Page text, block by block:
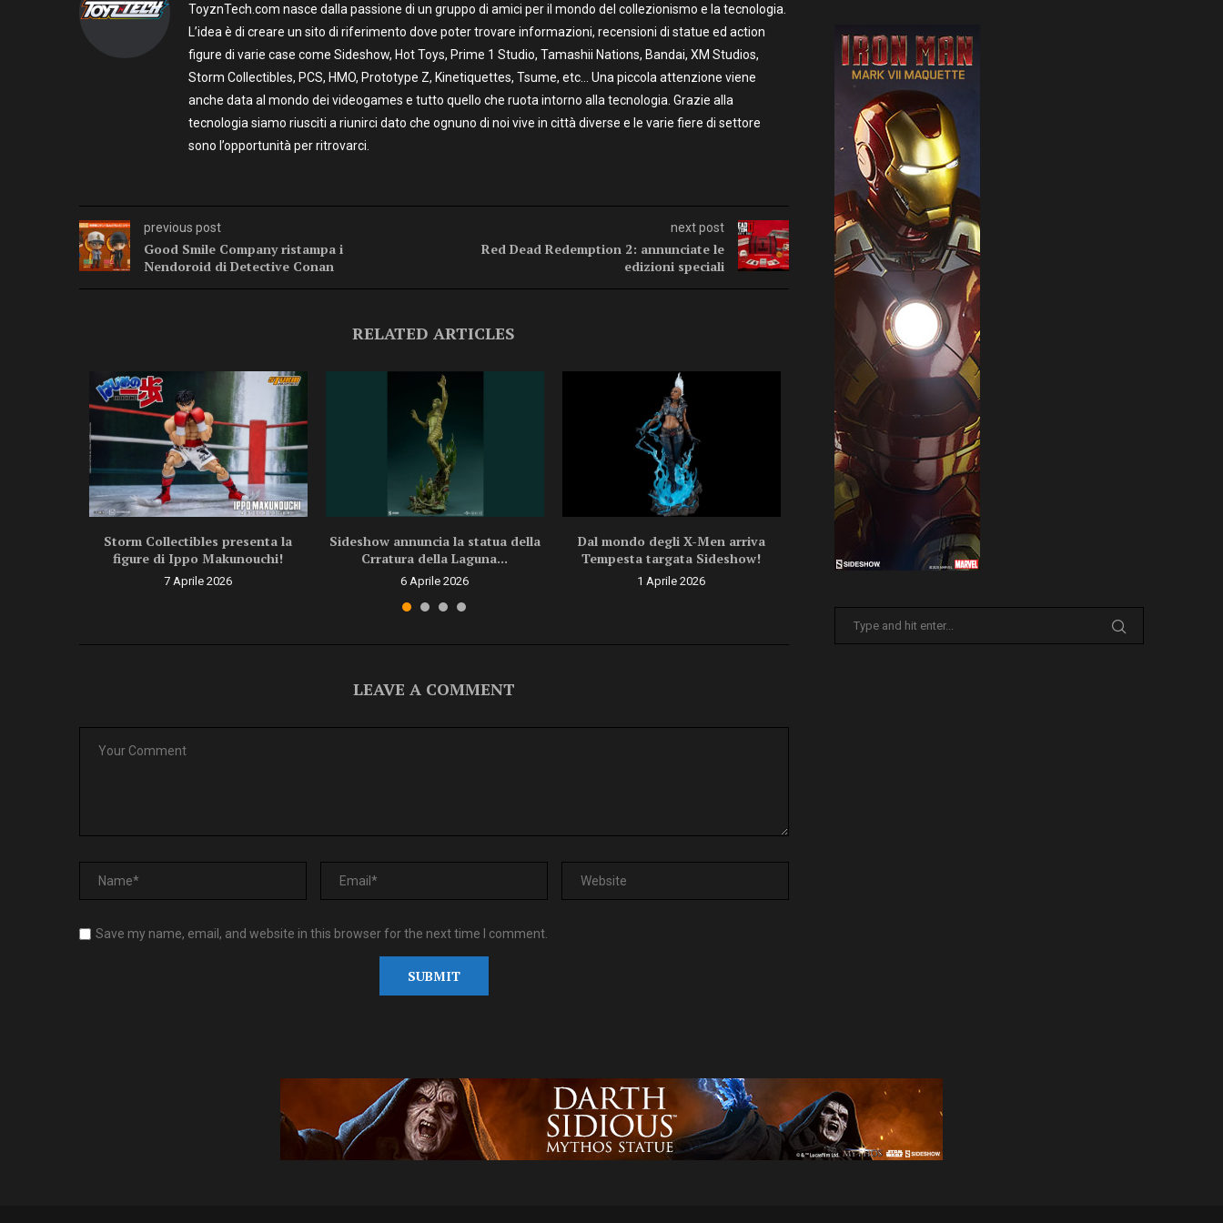
ToyznTech.com nasce dalla passione di un gruppo di amici per il mondo del collezionismo e la tecnologia.
L’idea è di creare un sito di riferimento dove poter trovare informazioni, recensioni di statue ed action
figure di varie case come Sideshow, Hot Toys, Prime 1 Studio, Tamashii Nations, Bandai, XM Studios,
Storm Collectibles, PCS, HMO, Prototype Z, Kinetiquettes, Tsume, etc… Una piccola attenzione viene
anche data al mondo dei videogames e tutto quello che ruota intorno alla tecnologia. Grazie alla
tecnologia siamo riusciti a riunirci dato che ognuno di noi vive in città diverse e le varie fiere di settore
sono l’opportunità per ritrovarci.
previous post
Good Smile Company ristampa i
Nendoroid di Detective Conan
next post
Red Dead Redemption 2: annunciate le
edizioni speciali
RELATED ARTICLES
Storm Collectibles presenta la
figure di Ippo Makunouchi!
7 Aprile 2026
Sideshow annuncia la statua della
Crratura della Laguna...
6 Aprile 2026
Dal mondo degli X-Men arriva
Tempesta targata Sideshow!
1 Aprile 2026
Sideshow presenta la nuova
Premium Format di Punchline!
LEAVE A COMMENT
Save my name, email, and website in this browser for the next time I comment.